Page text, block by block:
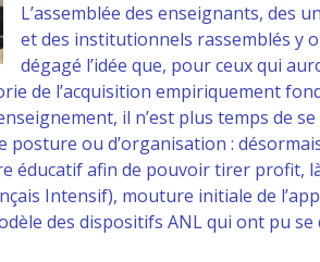
L’assemblée des enseignants, des
et des institutionnels rassemblés y
dégagé l’idée que, pour ceux qui
de l’acquisition empiriquement
il n’est plus temps de
ou d’organisation :
éducatif afin de pouvoir tirer profit,
Intensif), mouture initiale de
des dispositifs ANL qui ont pu